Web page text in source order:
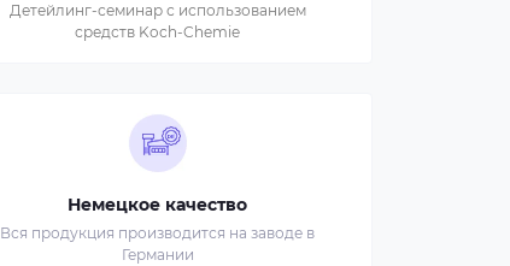
Детейлинг-семинар с использованием
средств Koch-Chemie
Немецкое качество
Вся продукция производится на заводе в
Германии